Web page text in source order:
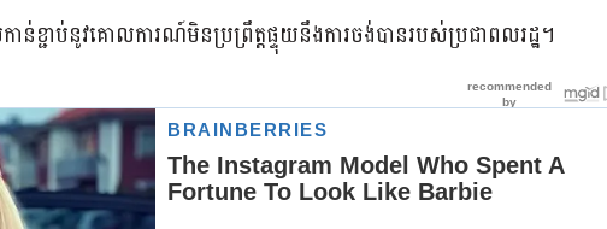
ខ្ជាប់​នូវ​គោលការណ៍​មិន​ប្រព្រឹត្ត​ផ្ទុយ​នឹង​ការ​ចង់​បាន​របស់​ប្រជាពលរដ្ឋ។